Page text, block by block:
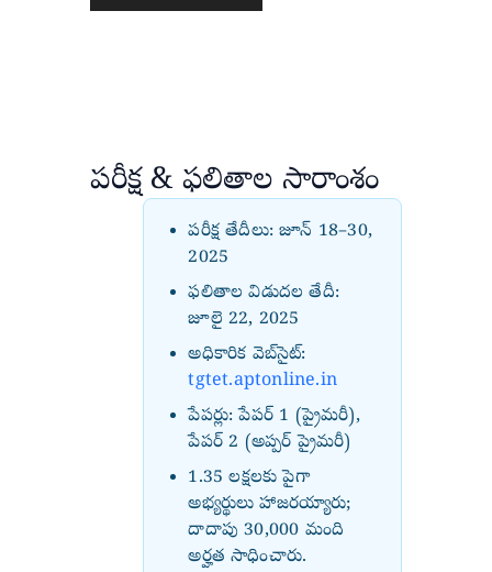
పరీక్ష & ఫలితాల సారాంశం
పరీక్ష తేదీలు: జూన్ 18–30,
2025
ఫలితాల విడుదల తేదీ:
జూలై 22, 2025
అధికారిక వెబ్‌సైట్:
tgtet.aptonline.in
పేపర్లు: పేపర్ 1 (ప్రైమరీ),
పేపర్ 2 (అప్పర్ ప్రైమరీ)
1.35 లక్షలకు పైగా
అభ్యర్థులు హాజరయ్యారు;
దాదాపు 30,000 మంది
అర్హత సాధించారు.